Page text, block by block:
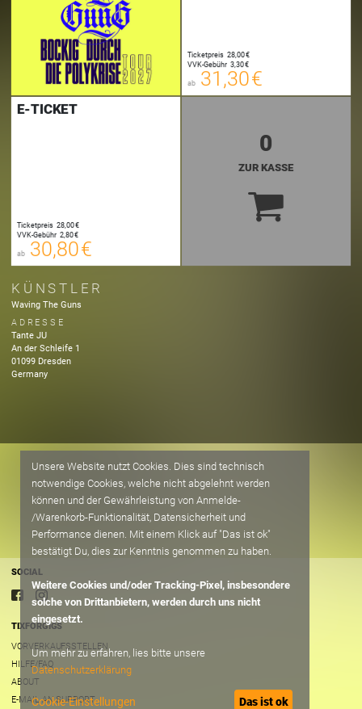
Ticketpreis 28,00 €
VVK-Gebühr 3,30 €
ab 31,30 €
00
E-TICKET
Ticketpreis 28,00 €
VVK-Gebühr 2,80 €
ab 30,80 €
00
0
ZUR KASSE
KÜNSTLER
Waving The Guns
ADRESSE
Tante JU
An der Schleife 1
01099 Dresden
Germany
SOCIAL
TIXFORGIGS
VORVERKAUFSSTELLEN
HILFE/FAQ
ABOUT
E-MAIL AN SUPPORT
Unsere Website nutzt Cookies. Dies sind technisch
notwendige Cookies, welche nicht abgelehnt werden
können und der Gewährleistung von Anmelde-
/Warenkorb-Funktionalität, Datensicherheit und
Performance dienen. Mit einem Klick auf "Das ist ok"
bestätigt Du, dies zur Kenntnis genommen zu haben.
Weitere Cookies und/oder Tracking-Pixel, insbesondere
solche von Drittanbietern, werden durch uns nicht
eingesetzt.
Um mehr zu erfahren, lies bitte unsere
Datenschutzerklärung
Cookie-Einstellungen Das ist ok